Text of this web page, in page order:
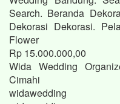
Search. Beranda
Dekorasi Dekorasi.
Flower
Rp 15.000.000,00
Wida Wedding
Cimahi
widawedding